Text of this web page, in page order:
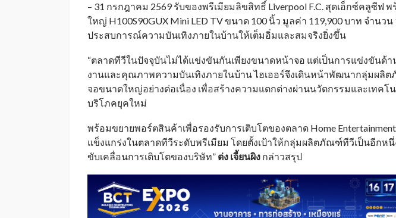
– 31 กรกฎาคม 2569 รับของพรีเมียมลิขสิทธิ์ Liverpool F.C. สุดเอ็กซ์คลูซีฟ
ใหญ่ H100S90GUX Mini LED TV ขนาด 100 นิ้ว มูลค่า 119,900 บาท จำนวน
ประสบการณ์ความบันเทิงภายในบ้านให้เต็มอิ่มและสมจริงยิ่งขึ้น
“ตลาดทีวีในปัจจุบันไม่ได้แข่งขันกันเพียงขนาดหน้าจอ แต่เป็นการแข่งขันด้
งานและคุณภาพความบันเทิงภายในบ้าน ไฮเออร์จึงเดินหน้าพัฒนากลุ่มผลิ
จอขนาดใหญ่อย่างต่อเนื่อง เพื่อสร้างความแตกต่างผ่านนวัตกรรมและเทคโ
บริโภคยุคใหม่
พร้อมขยายพอร์ตสินค้าเพื่อรองรับการเติบโตของตลาด Home
แข็งแกร่งในตลาดทีวีระดับพรีเมียม โดยตั้งเป้าให้กลุ่มผลิตภัณฑ์ทีวีเป็นอีกห
ขับเคลื่อนการเติบโตของบริษัท” ต่ง เจี้ยนผิง กล่าวสรุป